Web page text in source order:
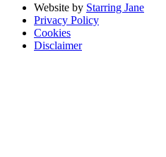
Website by Starring Jane
Privacy Policy
Cookies
Disclaimer